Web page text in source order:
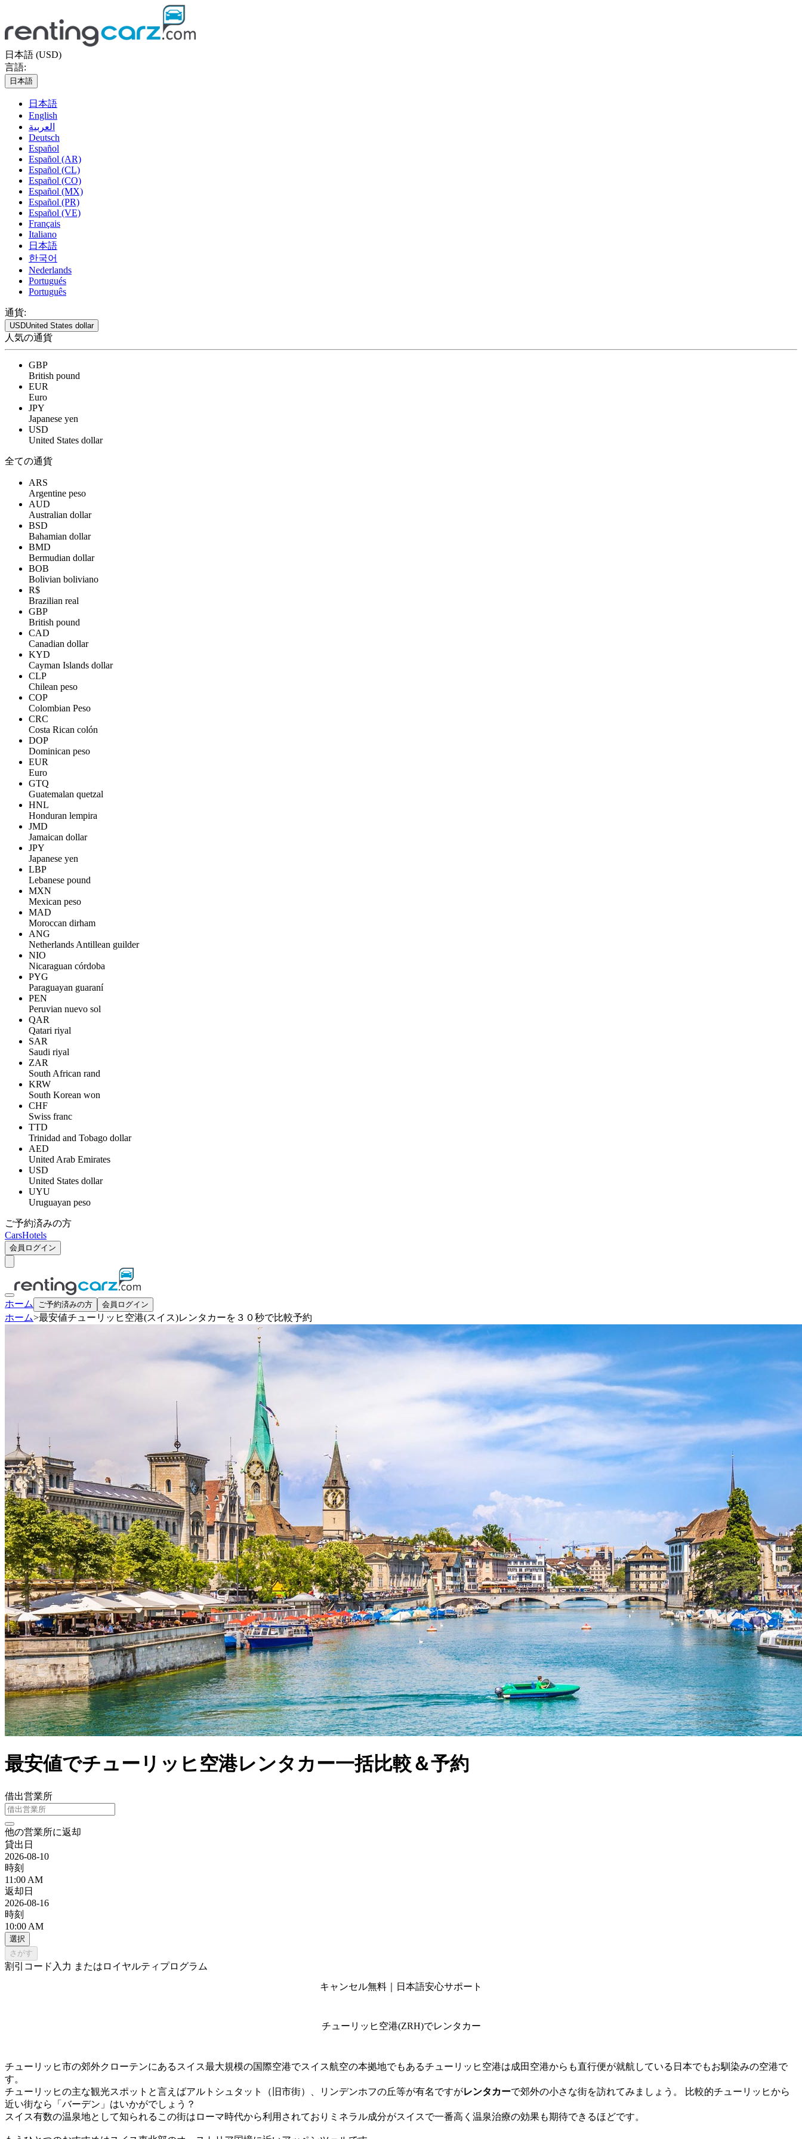
日本語 (USD)
言語:
日本語
日本語
English
العربية
Deutsch
Español
Español (AR)
Español (CL)
Español (CO)
Español (MX)
Español (PR)
Español (VE)
Français
Italiano
日本語
한국어
Nederlands
Portugués
Português
通貨:
USDUnited States dollar
人気の通貨
GBP
British pound
EUR
Euro
JPY
Japanese yen
USD
United States dollar
全ての通貨
ARS
Argentine peso
AUD
Australian dollar
BSD
Bahamian dollar
BMD
Bermudian dollar
BOB
Bolivian boliviano
R$
Brazilian real
GBP
British pound
CAD
Canadian dollar
KYD
Cayman Islands dollar
CLP
Chilean peso
COP
Colombian Peso
CRC
Costa Rican colón
DOP
Dominican peso
EUR
Euro
GTQ
Guatemalan quetzal
HNL
Honduran lempira
JMD
Jamaican dollar
JPY
Japanese yen
LBP
Lebanese pound
MXN
Mexican peso
MAD
Moroccan dirham
ANG
Netherlands Antillean guilder
NIO
Nicaraguan córdoba
PYG
Paraguayan guaraní
PEN
Peruvian nuevo sol
QAR
Qatari riyal
SAR
Saudi riyal
ZAR
South African rand
KRW
South Korean won
CHF
Swiss franc
TTD
Trinidad and Tobago dollar
AED
United Arab Emirates
USD
United States dollar
UYU
Uruguayan peso
ご予約済みの方
CarsHotels
会員ログイン
ホーム ご予約済みの方 会員ログイン
ホーム>最安値チューリッヒ空港(スイス)レンタカーを３０秒で比較予約
最安値でチューリッヒ空港レンタカー一括比較＆予約
借出営業所
他の営業所に返却
貸出日
2026-08-10
時刻
11:00 AM
返却日
2026-08-16
時刻
10:00 AM
選択
さがす
割引コード入力 またはロイヤルティプログラム
キャンセル無料｜日本語安心サポート
チューリッヒ空港(ZRH)でレンタカー
チューリッヒ市の郊外クローテンにあるスイス最大規模の国際空港でスイス航空の本拠地でもあるチューリッヒ空港は成田空港からも直行便が就航している日本でもお馴染みの空港で
す。
チューリッヒの主な観光スポットと言えばアルトシュタット（旧市街）、リンデンホフの丘等が有名ですがレンタカーで郊外の小さな街を訪れてみましょう。 比較的チューリッヒから
近い街なら「バーデン」はいかがでしょう？
スイス有数の温泉地として知られるこの街はローマ時代から利用されておりミネラル成分がスイスで一番高く温泉治療の効果も期待できるほどです。